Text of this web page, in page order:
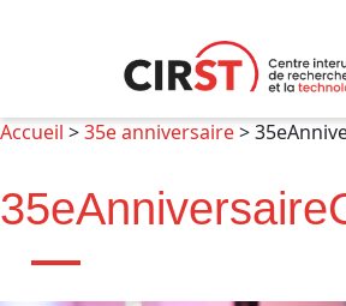
Accueil >35e anniversaire>